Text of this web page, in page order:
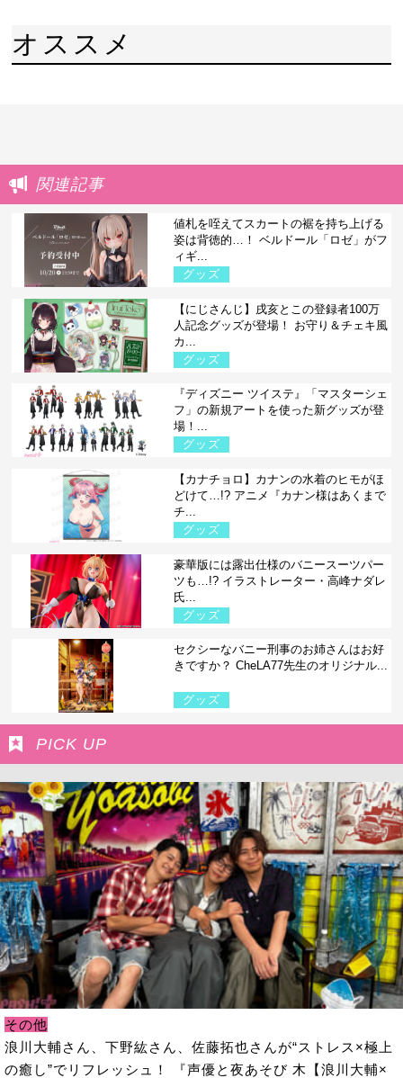
オススメ
関連記事
値札を咥えてスカートの裾を持ち上げる
姿は背徳的…！ ベルドール「ロゼ」がフ
ィギ...
グッズ
【にじさんじ】戌亥とこの登録者100万
人記念グッズが登場！ お守り＆チェキ風
カ...
グッズ
『ディズニー ツイステ』「マスターシェ
フ」の新規アートを使った新グッズが登
場！...
グッズ
【カナチョロ】カナンの水着のヒモがほ
どけて…!? アニメ『カナン様はあくまで
チ...
グッズ
豪華版には露出仕様のバニースーツパー
ツも…!? イラストレーター・高峰ナダレ
氏...
グッズ
セクシーなバニー刑事のお姉さんはお好
きですか？ CheLA77先生のオリジナル...
グッズ
PICK UP
その他
浪川大輔さん、下野紘さん、佐藤拓也さんが“ストレス×極上
の癒し”でリフレッシュ！ 『声優と夜あそび 木【浪川大輔×